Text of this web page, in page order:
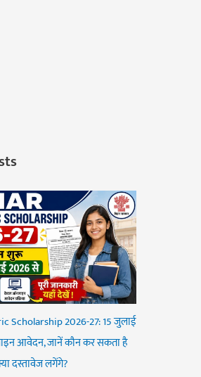
Scholarship 2026-27: 15 जुलाई
आवेदन, जानें कौन कर सकता है
दस्तावेज लगेंगे?